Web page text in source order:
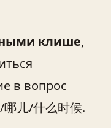
клише,
в вопрос
儿/什么时候.